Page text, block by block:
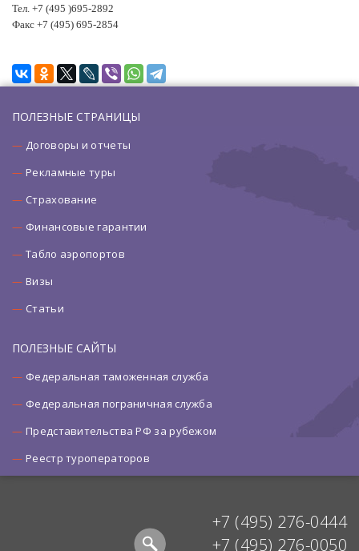
Тел. +7 (495 )695-2892
Факс +7 (495) 695-2854
ПОЛЕЗНЫЕ СТРАНИЦЫ
Договоры и отчеты
Рекламные туры
Страхование
Финансовые гарантии
Табло аэропортов
Визы
Статьи
ПОЛЕЗНЫЕ САЙТЫ
Федеральная таможенная служба
Федеральная пограничная служба
Представительства РФ за рубежом
Реестр туроператоров
+7 (495) 276-0444
+7 (495) 276-0050